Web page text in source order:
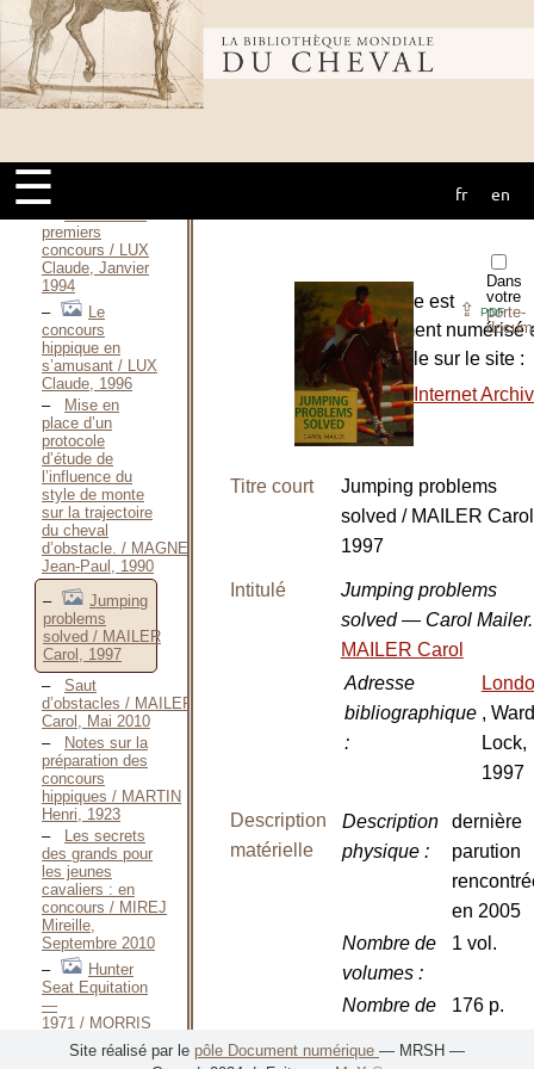
Bibliothèque
mondiale du
cheval
☰ fr en
Die moderne
reitlehre / LITTAUER
Wladimir, 1980
De la piste à
l’obstacle / LOMÉNIE
libre / LOURADOUR
Éric, 2010
premiers
concours / LUX
Claude, Janvier
1994
Le
concours
hippique en
s’amusant / LUX
Claude, 1996
Mise en
place d’un
protocole
d’étude de
l’influence du
style de monte
sur la trajectoire
du cheval
d’obstacle. / MAGNEN
Jean-Paul, 1990
Jumping
problems
solved / MAILER
Carol, 1997
Saut
d’obstacles / MAILER
Carol, Mai 2010
Notes sur la
préparation des
concours
hippiques / MARTIN
Henri, 1923
Les secrets
des grands pour
les jeunes
cavaliers : en
concours / MIREJ
Mireille,
Septembre 2010
Hunter
Seat Equitation
—
1971 / MORRIS
George H., 1971
George H.
Dans
votre
porte-
⇪ PDF
L’ouvrage est
entièrement numérisé
disponible sur le site :
- The Internet
Titre court
Jumping problems
solved / MAILER
1997
Intitulé
Jumping problems
solved — Carol
MAILER Carol
Adresse
bibliographique
:
, Ward
Lock,
1997
Description
matérielle
Description
physique:
dernière
parution
en 2005
Nombre de
volumes:
1 vol.
Nombre de
176 p.
Site réalisé par le pôle Document numérique — MRSH —